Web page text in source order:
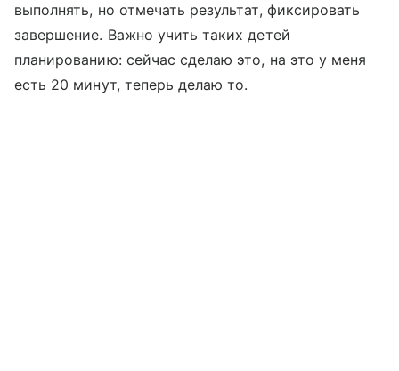
выполнять, но отмечать результат, фиксировать
завершение. Важно учить таких детей
планированию: сейчас сделаю это, на это у меня
есть 20 минут, теперь делаю то.